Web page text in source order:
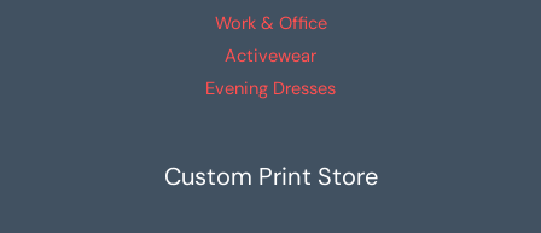
Live Chat
Get in Touch with Us for the Best Quality